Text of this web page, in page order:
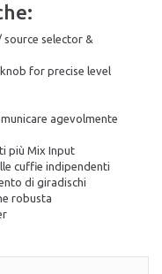
selector &
for precise level
agevolmente
più Mix Input
cuffie indipendenti
di giradischi
robusta